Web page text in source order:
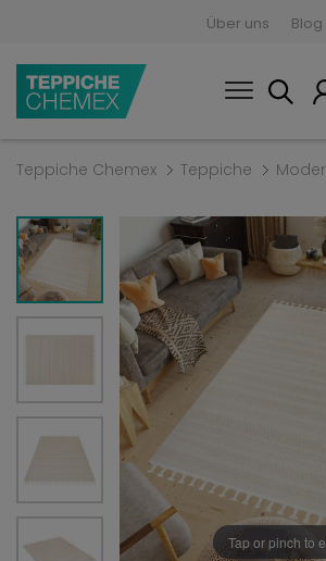
Über uns Blog
Teppiche Chemex Teppiche
Tap or pinch to